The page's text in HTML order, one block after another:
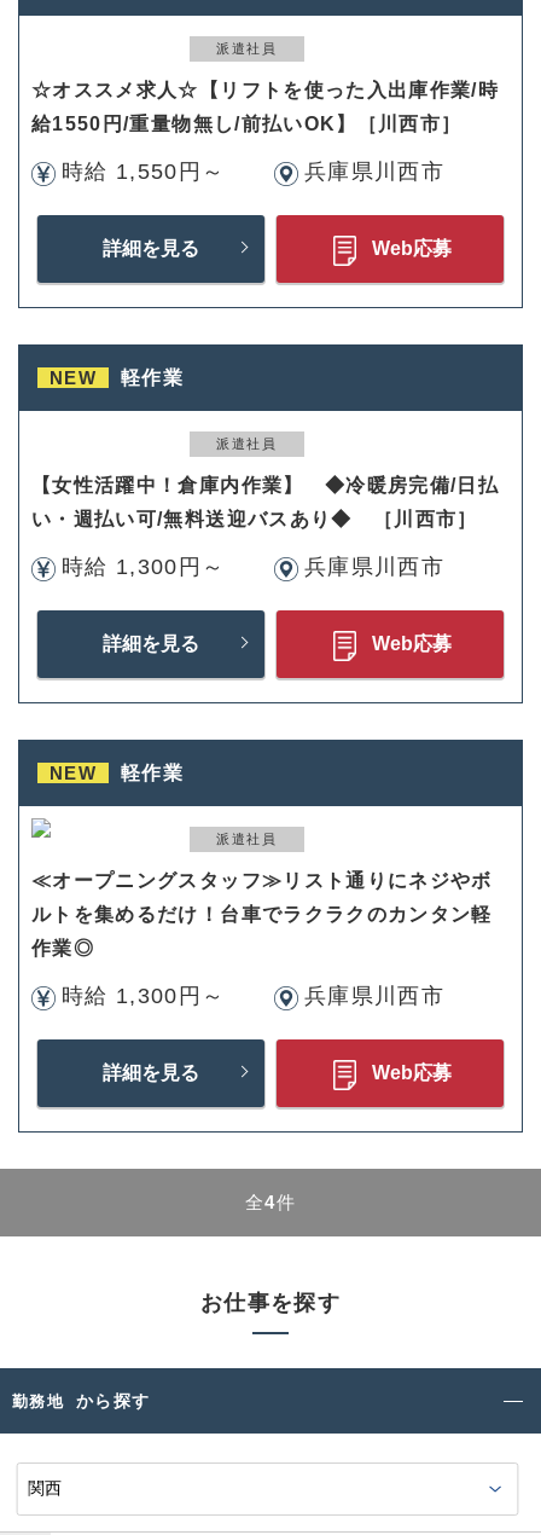
派遣社員
☆オススメ求人☆【リフトを使った入出庫作業/時
給1550円/重量物無し/前払いOK】［川西市］
時給 1,550円～ 兵庫県川西市
詳細を見る Web応募
NEW 軽作業
派遣社員
【女性活躍中！倉庫内作業】 ◆冷暖房完備/日払
い・週払い可/無料送迎バスあり◆ ［川西市］
時給 1,300円～ 兵庫県川西市
詳細を見る Web応募
NEW 軽作業
派遣社員
≪オープニングスタッフ≫リスト通りにネジやボ
ルトを集めるだけ！台車でラクラクのカンタン軽
作業◎
時給 1,300円～ 兵庫県川西市
詳細を見る Web応募
全4件
お仕事を探す
勤務地 から探す